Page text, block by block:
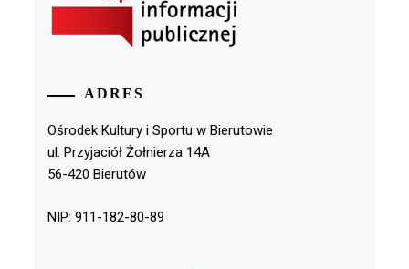
ADRES
Ośrodek Kultury i Sportu w Bierutowie
ul. Przyjaciół Żołnierza 14A
56-420 Bierutów
NIP: 911-182-80-89